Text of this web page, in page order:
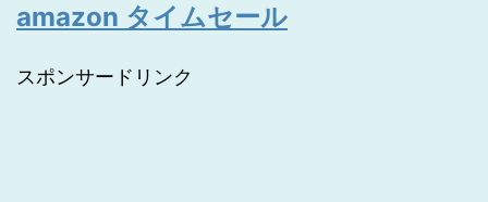
amazon タイムセール
スポンサードリンク